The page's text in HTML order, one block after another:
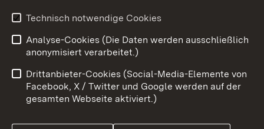
Impressum
Kontakt
Barrierefreiheit
Datenschutz
Cookies
Technisch notwendige Cookies
Analyse-Cookies (Die Daten werden ausschließlich
anonymisiert verarbeitet.)
Drittanbieter-Cookies (Social-Media-Elemente von
Facebook, X / Twitter und Google werden auf der
gesamten Webseite aktiviert.)